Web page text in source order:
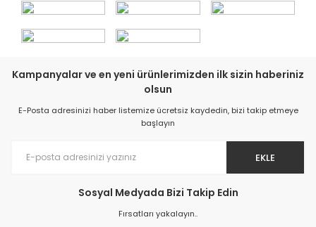
Kampanyalar ve en yeni ürünlerimizden ilk sizin haberiniz
olsun
E-Posta adresinizi haber listemize ücretsiz kaydedin, bizi takip etmeye
başlayın
EKLE
Sosyal Medyada Bizi Takip Edin
Fırsatları yakalayın..